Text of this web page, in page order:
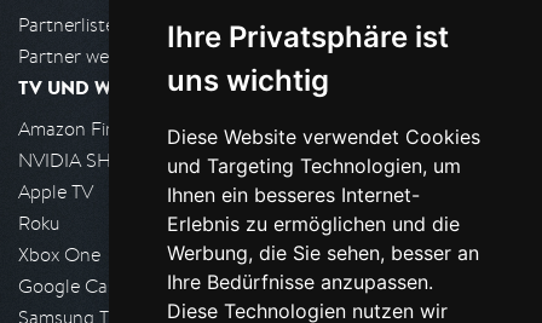
Ihre Privatsphäre ist
uns wichtig
Diese Website verwendet Cookies
und Targeting Technologien, um
Ihnen ein besseres Internet-
Erlebnis zu ermöglichen und die
Werbung, die Sie sehen, besser an
Ihre Bedürfnisse anzupassen.
Diese Technologien nutzen wir
Partnerliste
Partner werden
TV UND WOHNZIMMER
Amazon FireTV
NVIDIA SHIELD, Google TV
Apple TV
Roku
Xbox One
Google Cast
Samsung TV